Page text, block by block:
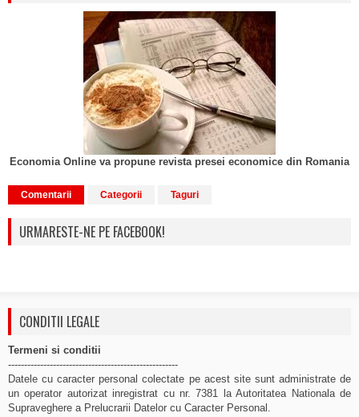
Economia Online va propune revista presei economice din Romania
Comentarii Categorii Taguri
URMARESTE-NE PE FACEBOOK!
CONDITII LEGALE
Termeni si conditii
-----------------------------------------------------
Datele cu caracter personal colectate pe acest site sunt administrate de
un operator autorizat inregistrat cu nr. 7381 la Autoritatea Nationala de
Supraveghere a Prelucrarii Datelor cu Caracter Personal.